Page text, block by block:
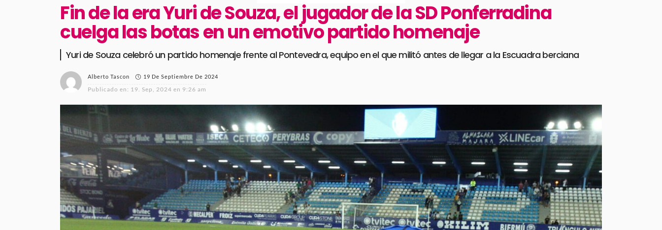
Fin de la era Yuri de Souza, el jugador de la SD Ponferradina
cuelga las botas en un emotivo partido homenaje
Yuri de Souza celebró un partido homenaje frente al Pontevedra, equipo en el que militó antes de llegar a la Escuadra berciana
Alberto Tascon 19 De Septiembre De 2024
Publicado en: 19. Sep, 2024 en 9:26 am